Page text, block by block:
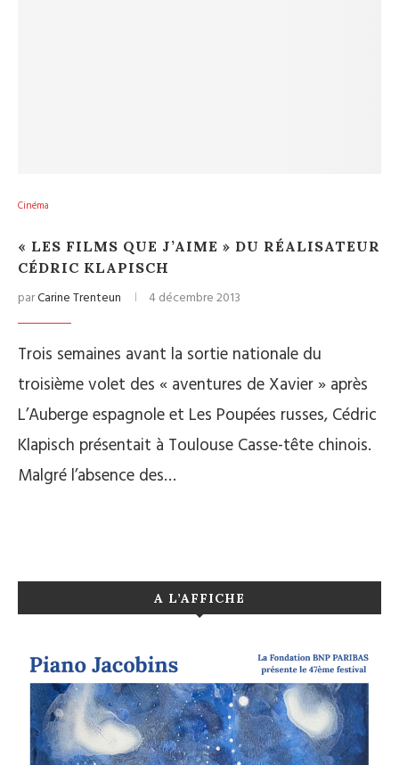
Cinéma
« LES FILMS QUE J’AIME » DU RÉALISATEUR
CÉDRIC KLAPISCH
parCarine Trenteun 4 décembre 2013
Trois semaines avant la sortie nationale du
troisième volet des « aventures de Xavier » après
L’Auberge espagnole et Les Poupées russes, Cédric
Klapisch présentait à Toulouse Casse-tête chinois.
Malgré l’absence des…
A L’AFFICHE